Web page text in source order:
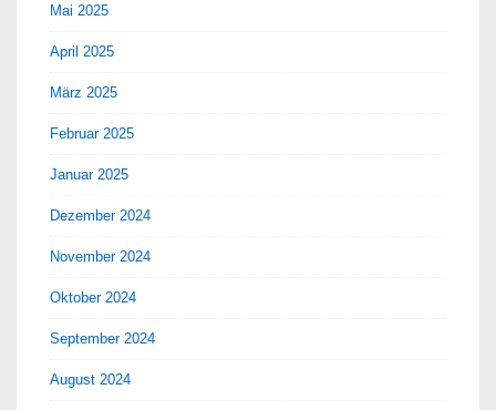
Mai 2025
April 2025
März 2025
Februar 2025
Januar 2025
Dezember 2024
November 2024
Oktober 2024
September 2024
August 2024